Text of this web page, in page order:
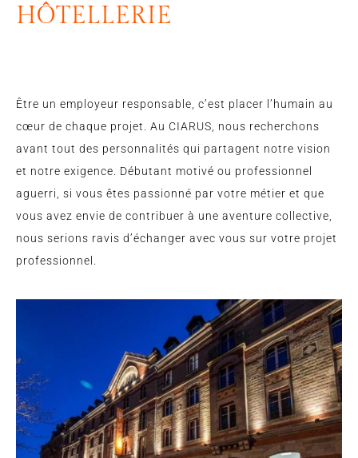
HÔTELLERIE
Être un employeur responsable, c’est placer l’humain au
cœur de chaque projet. Au CIARUS, nous recherchons
avant tout des personnalités qui partagent notre vision
et notre exigence. Débutant motivé ou professionnel
aguerri, si vous êtes passionné par votre métier et que
vous avez envie de contribuer à une aventure collective,
nous serions ravis d’échanger avec vous sur votre projet
professionnel.